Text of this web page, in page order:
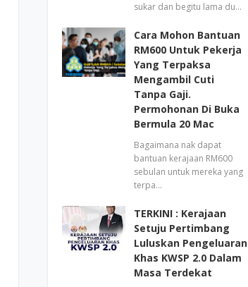
sukar dan begitu lama du…
Cara Mohon Bantuan
RM600 Untuk Pekerja
Yang Terpaksa
Mengambil Cuti
Tanpa Gaji.
Permohonan Di Buka
Bermula 20 Mac
Bagaimana nak dapat
bantuan kerajaan RM600
sebulan untuk mereka yang
terpa…
TERKINI : Kerajaan
Setuju Pertimbang
Luluskan Pengeluaran
Khas KWSP 2.0 Dalam
Masa Terdekat